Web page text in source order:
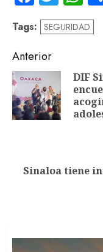
Tags: SEGURIDAD
Navegación
de
entradas
Anterior
DIF
Siguiente
Sinaloa tiene